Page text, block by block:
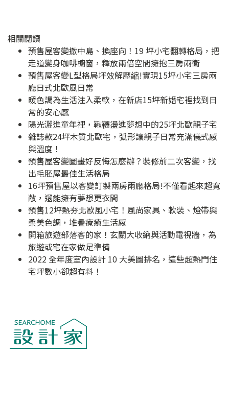
相關閱讀
預售屋客變撤中島、換座向！19 坪小宅翻轉格局，把
走道變身咖啡櫥窗，釋放兩倍空間擁抱三房兩衛
預售屋客變L型格局坪效解壓縮!實現15坪小宅三房兩
廳日式北歐風日常
暖色調為生活注入柔軟，在新店15坪新婚宅裡找到日
常的安心感
陽光灑進童年裡，鞦韆盪進夢想中的25坪北歐親子宅
雜誌款24坪木質北歐宅，弧形讓親子日常充滿儀式感
與溫度！
預售屋客變圖畫好反悔怎麼辦？裝修前二次客變，找
出毛胚屋最佳生活格局
16坪預售屋以客變訂製兩房兩廳格局!不僅看起來超寬
敞，還能擁有夢想更衣間
預售12坪熱夯北歐風小宅！風尚家具、軟裝、燈帶與
柔美色調，堆疊療癒生活感
開箱旅遊部落客的家！玄關大收納與活動電視牆，為
旅遊或宅在家做足準備
2022 全年度室內設計 10 大美圖排名，這些超熱門住
宅坪數小卻超有料！